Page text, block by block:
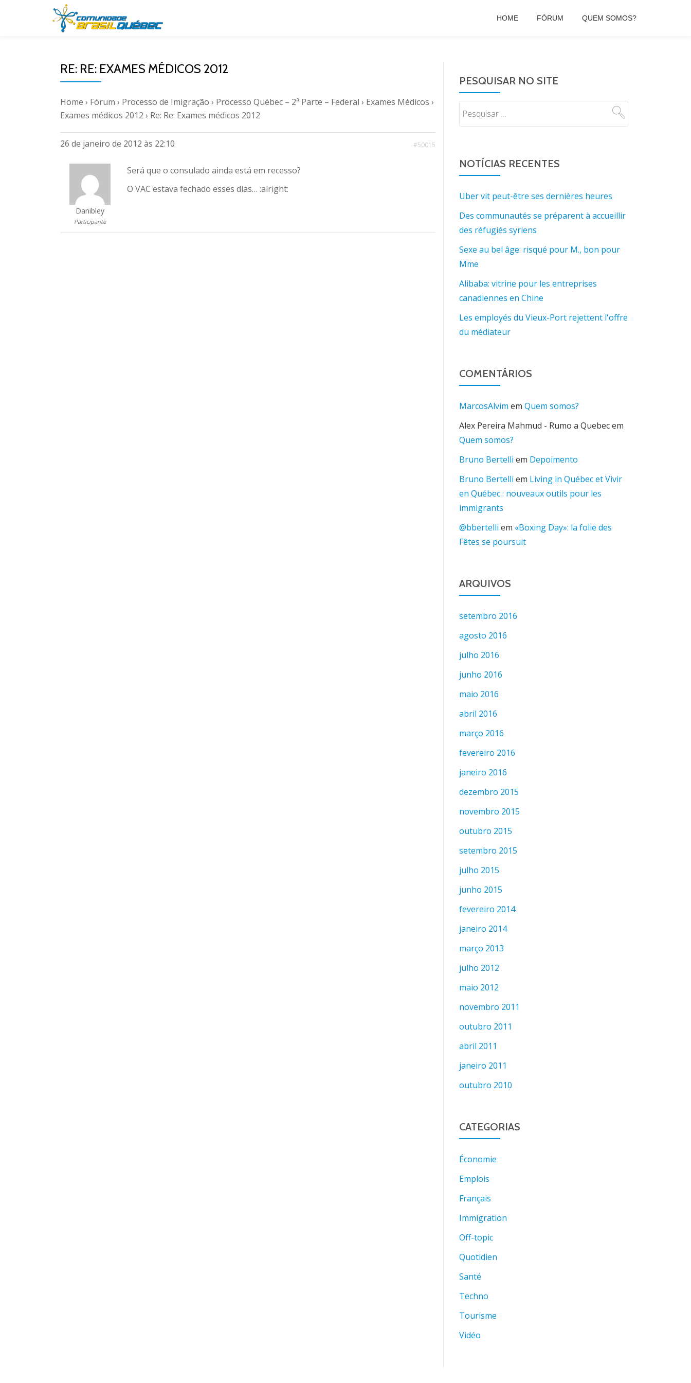
HOME FÓRUM QUEM SOMOS?
RE: RE: EXAMES MÉDICOS 2012
Home › Fórum › Processo de Imigração › Processo Québec – 2ª Parte – Federal › Exames Médicos ›
Exames médicos 2012 › Re: Re: Exames médicos 2012
26 de janeiro de 2012 às 22:10 #50015
Danibley
Participante
Será que o consulado ainda está em recesso?
O VAC estava fechado esses dias… :alright:
PESQUISAR NO SITE
NOTÍCIAS RECENTES
Uber vit peut-être ses dernières heures
Des communautés se préparent à accueillir
des réfugiés syriens
Sexe au bel âge: risqué pour M., bon pour
Mme
Alibaba: vitrine pour les entreprises
canadiennes en Chine
Les employés du Vieux-Port rejettent l'offre
du médiateur
COMENTÁRIOS
MarcosAlvim em Quem somos?
Alex Pereira Mahmud - Rumo a Quebecem
Quem somos?
Bruno Bertelli em Depoimento
Bruno Bertelli em Living in Québec et Vivir
en Québec : nouveaux outils pour les
immigrants
@bbertelli em «Boxing Day»: la folie des
Fêtes se poursuit
ARQUIVOS
setembro 2016
agosto 2016
julho 2016
junho 2016
maio 2016
abril 2016
março 2016
fevereiro 2016
janeiro 2016
dezembro 2015
novembro 2015
outubro 2015
setembro 2015
julho 2015
junho 2015
fevereiro 2014
janeiro 2014
março 2013
julho 2012
maio 2012
novembro 2011
outubro 2011
abril 2011
janeiro 2011
outubro 2010
CATEGORIAS
Économie
Emplois
Français
Immigration
Off-topic
Quotidien
Santé
Techno
Tourisme
Vidéo